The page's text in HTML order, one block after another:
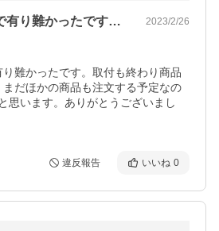
商品の配送が丁寧で有り難かったです。取… 2023/2/26
難かったです。取付も終わり商品
だほかの商品も注文する予定なの
思います。ありがとうございまし
違反報告 いいね 0